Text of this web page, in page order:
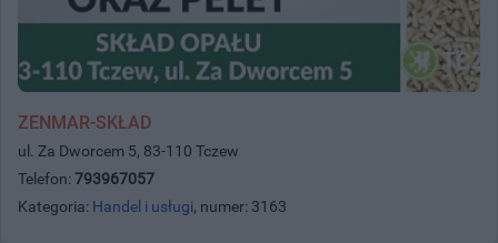
ZENMAR-SKŁAD
ul. Za Dworcem 5, 83-110 Tczew
Telefon: 793967057
Kategoria: Handel i usługi, numer: 3163